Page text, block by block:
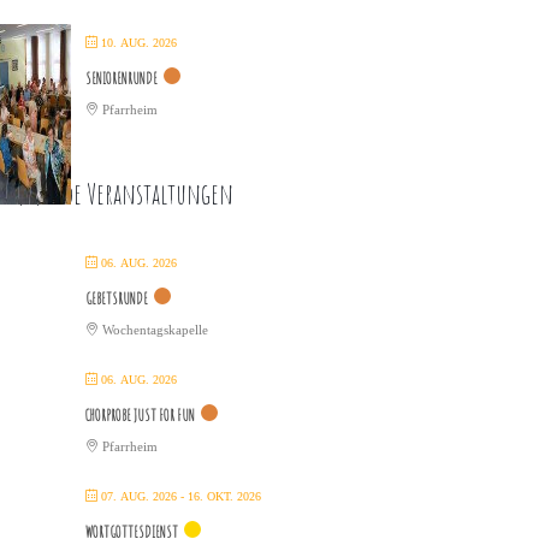
10. AUG. 2026
SENIORENRUNDE
Pfarrheim
Veranstaltungen
06. AUG. 2026
GEBETSRUNDE
Wochentagskapelle
06. AUG. 2026
CHORPROBE JUST FOR FUN
Pfarrheim
07. AUG. 2026 - 16. OKT. 2026
WORTGOTTESDIENST